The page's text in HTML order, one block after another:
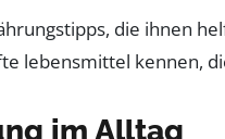
im Alltag